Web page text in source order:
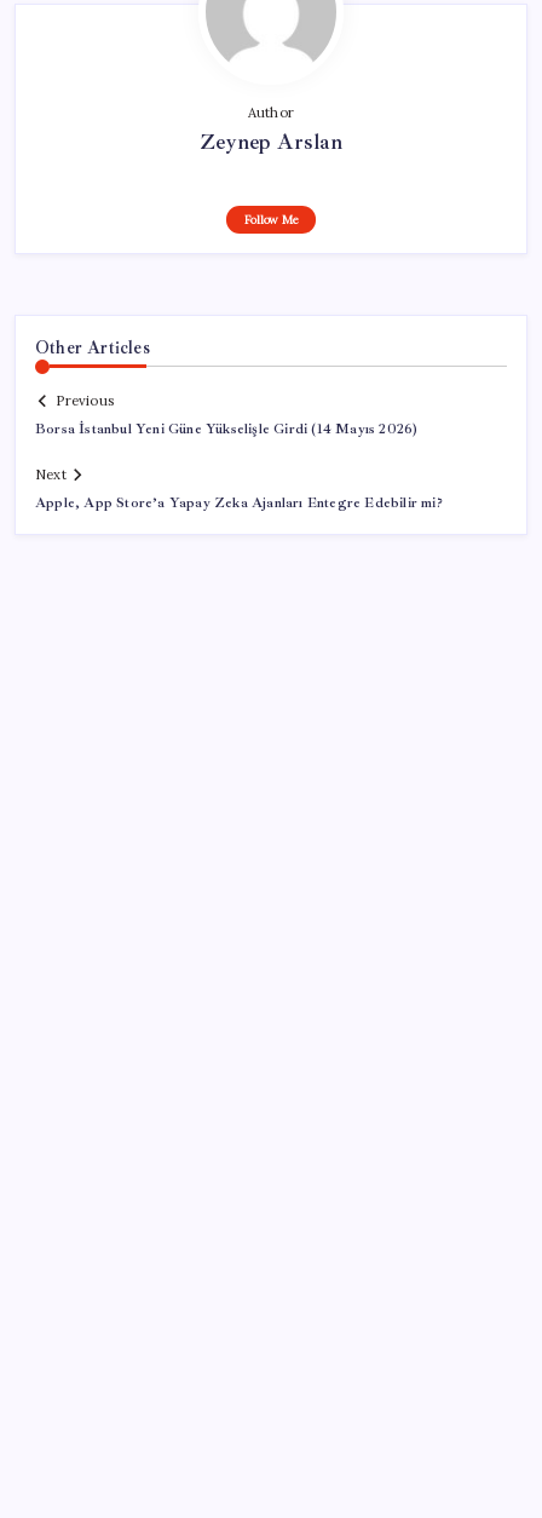
Author
Zeynep Arslan
Follow Me
Other Articles
Previous
Borsa İstanbul Yeni Güne Yükselişle Girdi (14 Mayıs 2026)
Next
Apple, App Store’a Yapay Zeka Ajanları Entegre Edebilir mi?